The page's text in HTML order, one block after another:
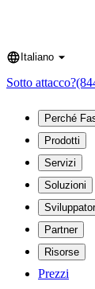
Language
Italiano
Sotto attacco?
Perché
Prodotti
Servizi
Soluzioni
Partner
Risorse
Prezzi